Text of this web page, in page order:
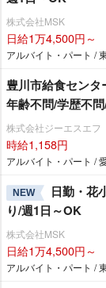
株式会社MSK
日給1万4,500円～
アルバイト・パート /
豊川市給食セン
年齢不問/学歴不
株式会社ジーエスエフ
時給1,158円
アルバイト・パート /
NEW
日勤・花
り/週1日～OK
株式会社MSK
日給1万4,500円～
アルバイト・パート /